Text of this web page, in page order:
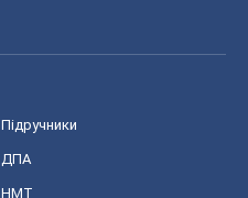
Підручники
ДПА
НМТ